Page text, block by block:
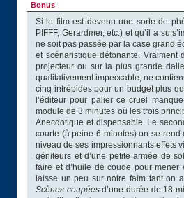
Bonus
Si le film est devenu une sorte de
PIFFF, Gerardmer, etc.) et qu’il a su
ne soit pas passée par la case grand
et scénaristique détonante. Vraiment
projecteur ou sur la plus grande
qualitativement impeccable, ne
cinq intrépides pour un budget plus
l’éditeur pour palier ce cruel
module de 3 minutes où les trois
Anecdotique et dispensable. Le
courte (à peine 6 minutes) on se rend
niveau de ses impressionnants effets
géniteurs et d’une petite armée de
faire et d’huile de coude pour
laisse un peu sur notre faim tant on
Scènes coupéesd’une durée de 18